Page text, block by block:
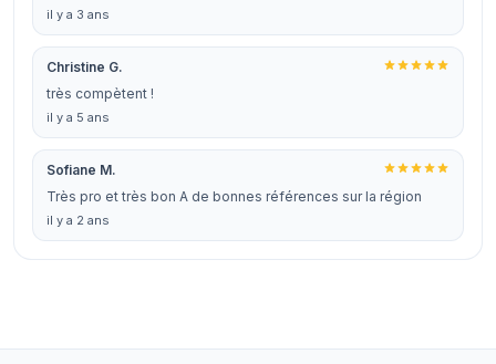
il y a 3 ans
Christine G.
très compètent !
il y a 5 ans
Sofiane M.
Très pro et très bon A de bonnes références sur la région
il y a 2 ans